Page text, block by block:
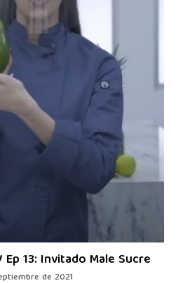
13: Invitado Male Sucre
de 2021